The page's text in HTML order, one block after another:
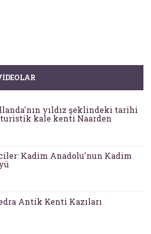
yıldız şeklindeki tarihi
kale kenti Naarden
Kadim Anadolu'nun Kadim
Antik Kenti Kazıları